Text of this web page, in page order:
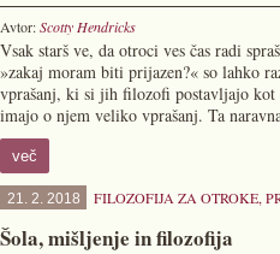
Avtor:Scotty Hendricks
Vsak starš ve, da otroci ves čas radi
»zakaj moram biti prijazen?« so lahko
vprašanj, ki si jih filozofi postavljajo
imajo o njem veliko vprašanj. Ta
več
21. 2. 2018 FILOZOFIJA ZA OTROKE,
Šola, mišljenje in filozofija